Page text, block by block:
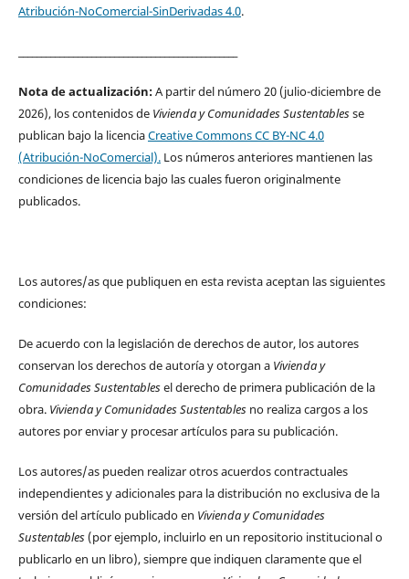
Atribución-NoComercial-SinDerivadas 4.0.
Nota de actualización:A partir del número 20 (julio-diciembre de
2026), los contenidos de Vivienda y Comunidades Sustentablesse
publican bajo la licenciaCreative Commons CC BY-NC 4.0
(Atribución-NoComercial).Los números anteriores mantienen las
condiciones de licencia bajo las cuales fueron originalmente
publicados.
Los autores/as que publiquen en esta revista aceptan las siguientes
condiciones:
De acuerdo con la legislación de derechos de autor, los autores
conservan los derechos de autoría y otorgan a Vivienda y
Comunidades Sustentablesel derecho de primera publicación de la
obra. Vivienda y Comunidades Sustentablesno realiza cargos a los
autores por enviar y procesar artículos para su publicación.
Los autores/as pueden realizar otros acuerdos contractuales
independientes y adicionales para la distribución no exclusiva de la
versión del artículo publicado en Vivienda y Comunidades
Sustentables(por ejemplo, incluirlo en un repositorio institucional o
publicarlo en un libro), siempre que indiquen claramente que el